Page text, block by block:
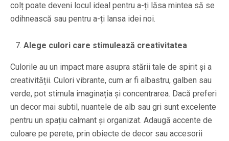
colț poate deveni locul ideal pentru a-ți lăsa mintea să se
odihnească sau pentru a-ți lansa idei noi.
Alege culori care stimulează creativitatea
Culorile au un impact mare asupra stării tale de spirit și a
creativității. Culori vibrante, cum ar fi albastru, galben sau
verde, pot stimula imaginația și concentrarea. Dacă preferi
un decor mai subtil, nuantele de alb sau gri sunt excelente
pentru un spațiu calmant și organizat. Adaugă accente de
culoare pe perete, prin obiecte de decor sau accesorii